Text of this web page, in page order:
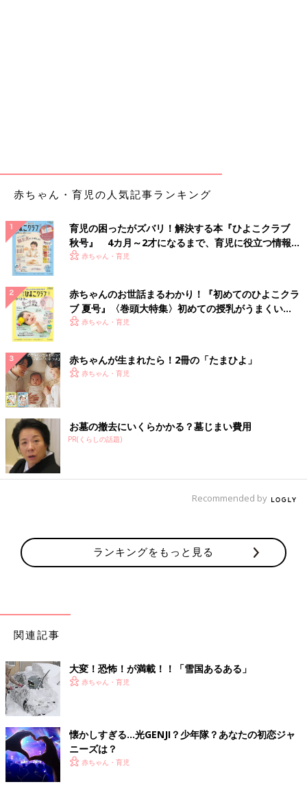
て、後ずさりしたことを覚えています」
「タイヤメーカーのタイヤの中が笑顔のキャラクター。妖怪にし
か見えない」
テレビから流れてくる恐怖映像系
「土曜ワイド劇場のオープニングで、丸がたくさんでてくるや
つ。ものすごく怖かった」
「私は火曜サスペンス劇場です。不安を掻き立てる音楽ととも
に、ドラマで一番盛り上がる場面（殺人や逃げるシーンとか）が
出てきてすっごく怖かったです」
「テレビアニメの『妖怪人間ベム』のオープニング。恐怖感満載
で、今のアニメではありえない、おどろおどろしさでした」
「子どもの頃にNHKの『みんなのうた』で流れていた『勇気一つ
「地域限定なのかもしれませんが、パルナス製菓のテレビコマー
シャル。
中心の食品メーカーでした。
映像を見ましたが、トラウマになりそうな個性的な映像と歌で、
投稿者の声に納得です。
文／和兎 尊美
赤ちゃん・育児の人気記事ランキング
育児の困ったがズバリ！解決する本『ひよこクラブ
秋号』 4カ月～2才になるまで、育児に役立つ情報が
いっぱい！
赤ちゃん・育児
赤ちゃんのお世話まるわかり！『初めてのひよこクラ
ブ 夏号』〈巻頭大特集〉初めての授乳がうまくい
く！ おっぱい・ミルクの基本と夏のトラブル 解決テ
赤ちゃん・育児
赤ちゃんが生まれたら！2冊の「たまひよ」
赤ちゃん・育児
お墓の撤去にいくらかかる？墓じまい費用
PR(くらしの話題)
Recommended by
ランキングをもっと見る
関連記事
大変！恐怖！が満載！！「雪国あるある」
赤ちゃん・育児
懐かしすぎる…光GENJI？少年隊？あなたの初恋ジャ
ニーズは？
赤ちゃん・育児